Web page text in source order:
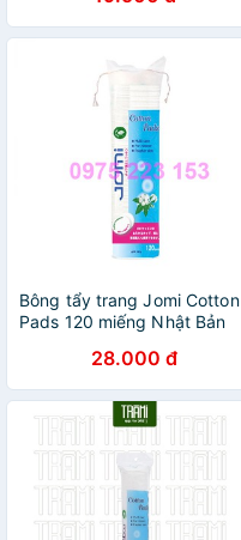
Bông tẩy trang Jomi Cotton
Pads 120 miếng Nhật Bản
28.000 đ